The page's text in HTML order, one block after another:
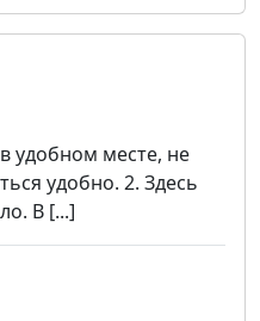
удобном месте, не
удобно. 2. Здесь
В [...]